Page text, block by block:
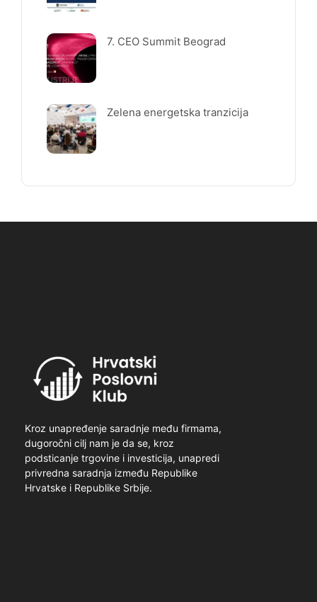
7. CEO Summit Beograd
Zelena energetska tranzicija
Kroz unapređenje saradnje među firmama,
dugoročni cilj nam je da se, kroz
podsticanje trgovine i investicija, unapredi
privredna saradnja između Republike
Hrvatske i Republike Srbije.